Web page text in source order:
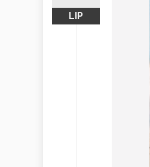
LIP